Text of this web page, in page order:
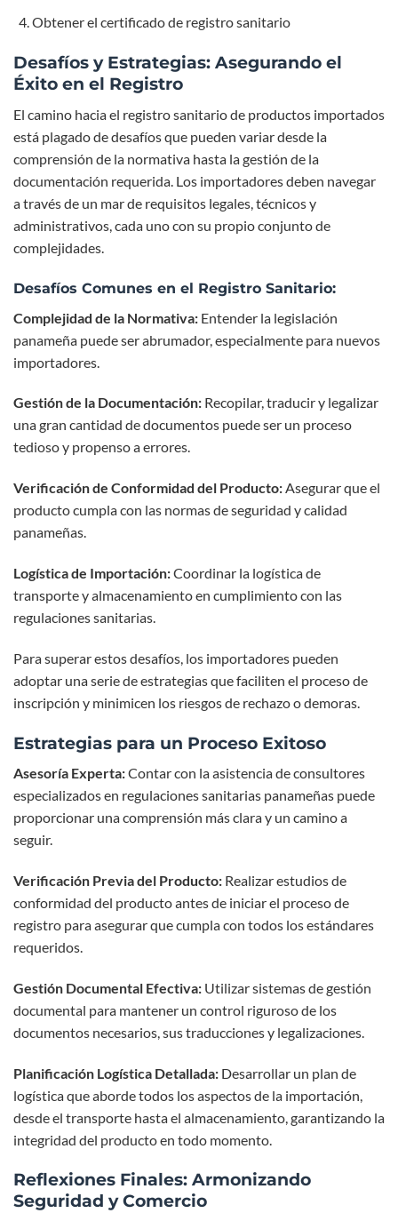
Obtener el certificado de registro sanitario
Desafíos y Estrategias: Asegurando el
Éxito en el Registro
El camino hacia el registro sanitario de productos importados
está plagado de desafíos que pueden variar desde la
comprensión de la normativa hasta la gestión de la
documentación requerida. Los importadores deben navegar
a través de un mar de requisitos legales, técnicos y
administrativos, cada uno con su propio conjunto de
complejidades.
Desafíos Comunes en el Registro Sanitario:
Complejidad de la Normativa: Entender la legislación
panameña puede ser abrumador, especialmente para nuevos
importadores.
Gestión de la Documentación: Recopilar, traducir y legalizar
una gran cantidad de documentos puede ser un proceso
tedioso y propenso a errores.
Verificación de Conformidad del Producto:Asegurar que el
producto cumpla con las normas de seguridad y calidad
panameñas.
Logística de Importación:Coordinar la logística de
transporte y almacenamiento en cumplimiento con las
regulaciones sanitarias.
Para superar estos desafíos, los importadores pueden
adoptar una serie de estrategias que faciliten el proceso de
inscripción y minimicen los riesgos de rechazo o demoras.
Estrategias para un Proceso Exitoso
Asesoría Experta:Contar con la asistencia de consultores
especializados en regulaciones sanitarias panameñas puede
proporcionar una comprensión más clara y un camino a
seguir.
Verificación Previa del Producto: Realizar estudios de
conformidad del producto antes de iniciar el proceso de
registro para asegurar que cumpla con todos los estándares
requeridos.
Gestión Documental Efectiva: Utilizar sistemas de gestión
documental para mantener un control riguroso de los
documentos necesarios, sus traducciones y legalizaciones.
Planificación Logística Detallada: Desarrollar un plan de
logística que aborde todos los aspectos de la importación,
desde el transporte hasta el almacenamiento, garantizando la
integridad del producto en todo momento.
Reflexiones Finales: Armonizando
Seguridad y Comercio